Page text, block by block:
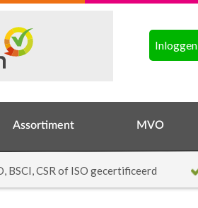
Inloggen
Assortiment MVO
BSCI, CSR of ISO gecertificeerd